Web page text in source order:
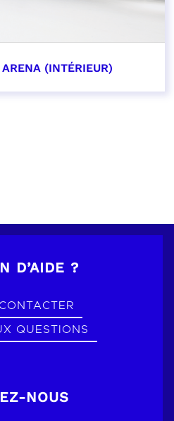
(INTÉRIEUR)
D’AIDE ?
QUESTIONS
NOUS